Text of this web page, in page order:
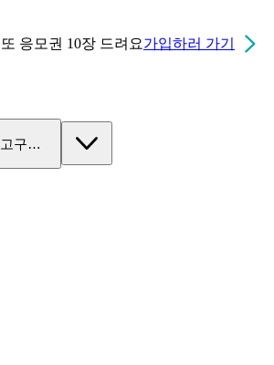
응모권 10장 드려요가입하러 가기
구마 스틱